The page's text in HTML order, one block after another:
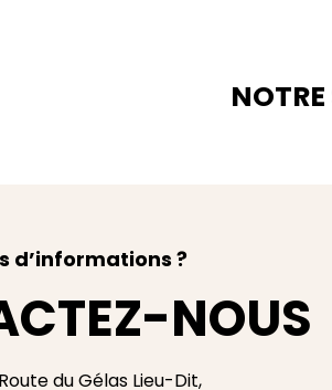
d’informations ?
NOUS
Route du Gélas Lieu-Dit,